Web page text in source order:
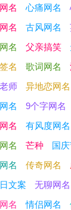
名 心痛网名
名
古风网名
名
父亲搞笑
名
歌词网名
师
异地恋网名
名
9个字网名
名
有风度网名
名
芒种 国
名
传奇网名
文案
无聊网名
名
情侣网名